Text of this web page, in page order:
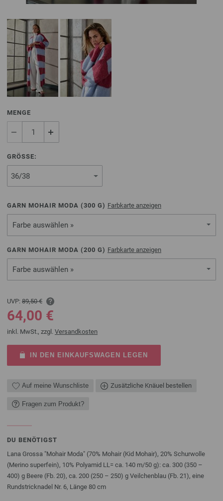
MENGE
GRÖSSE:
GARN MOHAIR MODA (300 G) Farbkarte anzeigen
Farbe auswählen »
GARN MOHAIR MODA (200 G) Farbkarte anzeigen
Farbe auswählen »
UVP: 89,50 €
64,00 €
inkl. MwSt., zzgl. Versandkosten
IN DEN EINKAUFSWAGEN LEGEN
Auf meine Wunschliste Zusätzliche Knäuel bestellen
Fragen zum Produkt?
DU BENÖTIGST
Lana Grossa "Mohair Moda" (70% Mohair (Kid Mohair), 20% Schurwolle
(Merino superfein), 10% Polyamid LL= ca. 140 m/50 g): ca. 300 (350 –
400) g Beere (Fb. 20), ca. 200 (250 – 250) g Veilchenblau (Fb. 21), eine
Rundstricknadel Nr. 6, Länge 80 cm